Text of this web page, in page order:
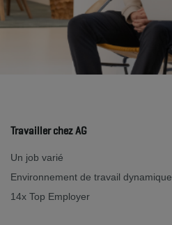
Travailler chez AG
Un job varié
Environnement de travail dynamique
14x Top Employer